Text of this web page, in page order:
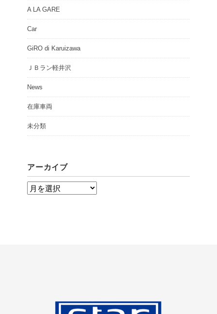
A LA GARE
Car
GiRO di Karuizawa
ＪＢラン軽井沢
News
在庫車両
未分類
アーカイブ
ア